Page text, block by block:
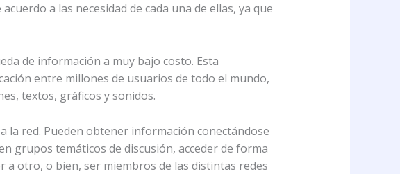
a las necesidad de cada una de ellas, ya que
de información a muy bajo costo. Esta
entre millones de usuarios de todo el mundo,
textos, gráficos y sonidos.
la red. Pueden obtener información conectándose
grupos temáticos de discusión, acceder de forma
otro, o bien, ser miembros de las distintas redes